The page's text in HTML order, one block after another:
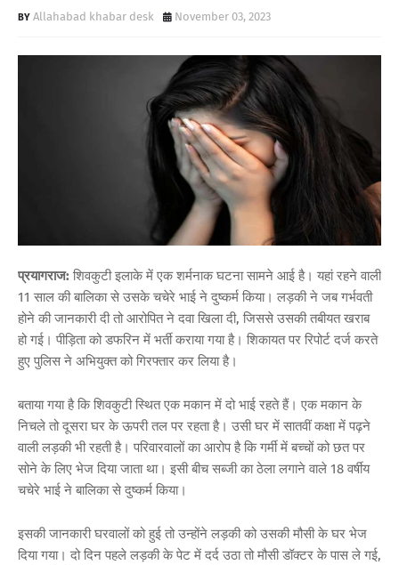
Allahabad khabar desk November 03, 2023
प्रयागराज: शिवकुटी इलाके में एक शर्मनाक घटना सामने आई है। यहां रहने वाली
11 साल की बालिका से उसके चचेरे भाई ने दुष्कर्म किया। लड़की ने जब गर्भवती
होने की जानकारी दी तो आरोपित ने दवा खिला दी, जिससे उसकी तबीयत खराब
हो गई। पीड़िता को डफरिन में भर्ती कराया गया है। शिकायत पर रिपोर्ट दर्ज करते
हुए पुलिस ने अभियुक्त को गिरफ्तार कर लिया है।
बताया गया है कि शिवकुटी स्थित एक मकान में दो भाई रहते हैं। एक मकान के
निचले तो दूसरा घर के ऊपरी तल पर रहता है। उसी घर में सातवीं कक्षा में पढ़ने
वाली लड़की भी रहती है। परिवारवालों का आरोप है कि गर्मी में बच्चों को छत पर
सोने के लिए भेज दिया जाता था। इसी बीच सब्जी का ठेला लगाने वाले 18 वर्षीय
चचेरे भाई ने बालिका से दुष्कर्म किया।
इसकी जानकारी घरवालों को हुई तो उन्होंने लड़की को उसकी मौसी के घर भेज
दिया गया। दो दिन पहले लड़की के पेट में दर्द उठा तो मौसी डॉक्टर के पास ले गई,